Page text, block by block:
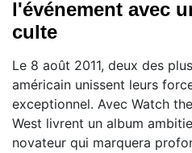
l'événement avec
culte
Le 8 août 2011, deux des
américain unissent leurs
exceptionnel. Avec Watch
West livrent un album
novateur qui marquera